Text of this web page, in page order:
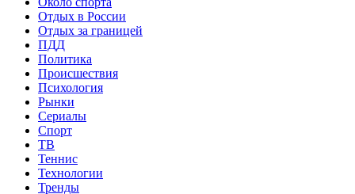
Отдых в России
Отдых за границей
ПДД
Политика
Происшествия
Психология
Рынки
Сериалы
Спорт
ТВ
Теннис
Технологии
Тренды